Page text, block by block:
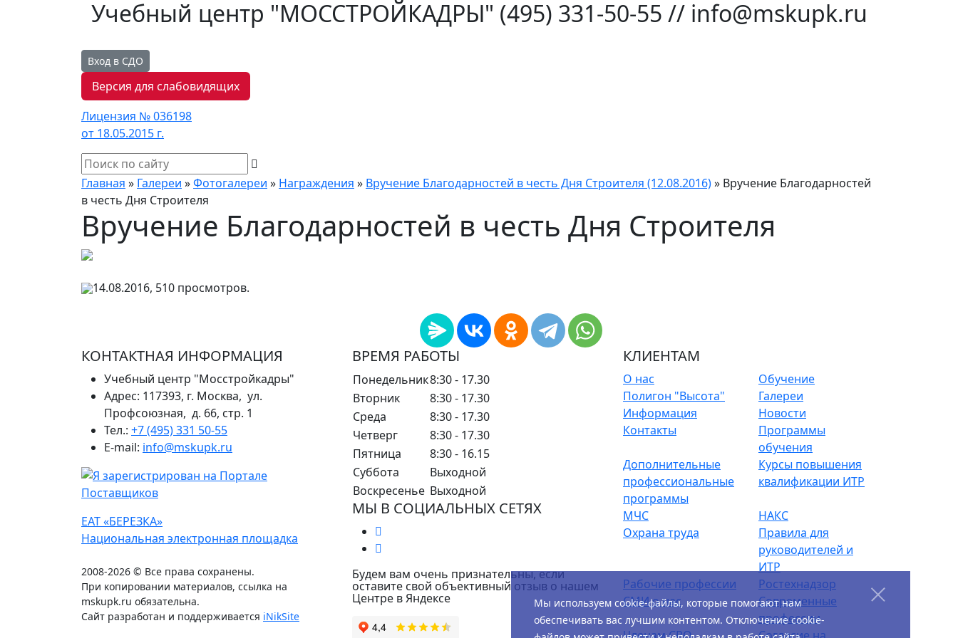
Учебный центр "МОССТРОЙКАДРЫ" (495) 331-50-55 // info@mskupk.ru
Вход в СДО
Версия для слабовидящих
Лицензия № 036198
от 18.05.2015 г.
Главная » Галереи »Фотогалереи » Награждения » Вручение Благодарностей в честь Дня Строителя (12.08.2016)» Вручение Благодарностей
в честь Дня Строителя
Вручение Благодарностей в честь Дня Строителя
14.08.2016, 510 просмотров.
КОНТАКТНАЯ ИНФОРМАЦИЯ
Учебный центр "Мосстройкадры"
Адрес: 117393, г. Москва, ул.
Профсоюзная, д. 66, стр. 1
Тел.: +7 (495) 331 50-55
E-mail: info@mskupk.ru
ЕАТ «БЕРЕЗКА»
Национальная электронная площадка
2008-2026 © Все права сохранены.
При копировании материалов, ссылка на
mskupk.ru обязательна.
Сайт разработан и поддерживается iNikSite
ВРЕМЯ РАБОТЫ
Понедельник8:30 - 17.30
Вторник
8:30 - 17.30
Среда
8:30 - 17.30
Четверг
8:30 - 17.30
Пятница
8:30 - 16.15
Суббота
Выходной
Воскресенье Выходной
МЫ В СОЦИАЛЬНЫХ СЕТЯХ
Будем вам очень признательны, если
оставите свой объективный отзыв о нашем
Центре в Яндексе
КЛИЕНТАМ
О нас
Обучение
Полигон "Высота"
Галереи
Информация
Новости
Контакты
Программы
обучения
Дополнительные
профессиональные
программы
Курсы повышения
квалификации ИТР
МЧС
НАКС
Охрана труда
Правила для
руководителей и
ИТР
Рабочие профессии
Ростехнадзор
СМИ о нас
Современные
профессии
Мы используем cookie-файлы, которые помогают нам
обеспечивать вас лучшим контентом. Отключение cookie-